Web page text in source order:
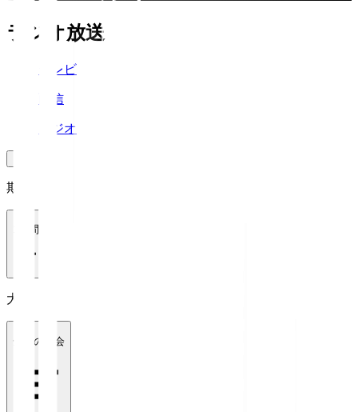
ラジオ放送
テレビ
配信
ラジオ
期間
1週間
大会
全ての大会